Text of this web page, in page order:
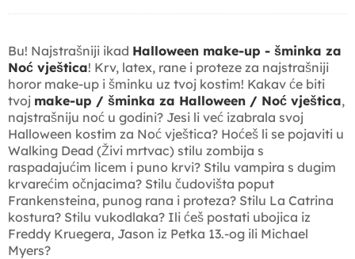
Bu! Najstrašniji ikad Halloween make-up - šminka za
Noć vještica! Krv, latex, rane i proteze za najstrašniji
horor make-up i šminku uz tvoj kostim! Kakav će biti
tvoj make-up / šminka za Halloween / Noć vještica,
najstrašniju noć u godini? Jesi li već izabrala svoj
Halloween kostim za Noć vještica? Hoćeš li se pojaviti u
Walking Dead (Živi mrtvac) stilu zombija s
raspadajućim licem i puno krvi? Stilu vampira s dugim
krvarećim očnjacima? Stilu čudovišta poput
Frankensteina, punog rana i proteza? Stilu La Catrina
kostura? Stilu vukodlaka? Ili ćeš postati ubojica iz
Freddy Kruegera, Jason iz Petka 13.-og ili Michael
Myers?